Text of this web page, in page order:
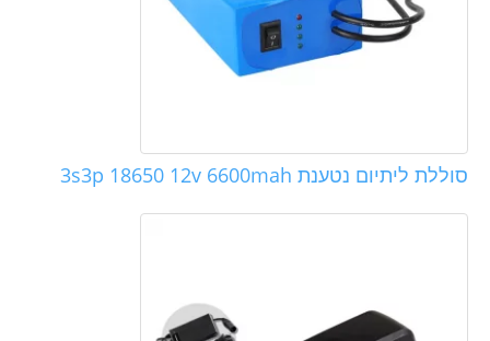
סוללת ליתיום נטענת 3s3p 18650 12v 6600mah